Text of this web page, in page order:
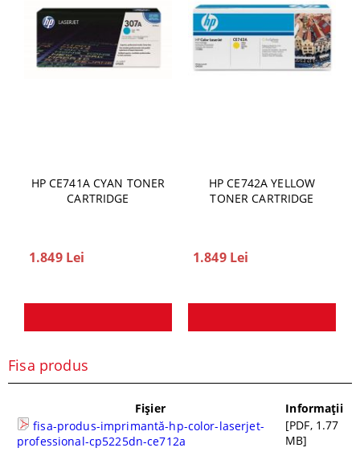
HP CE741A CYAN TONER
CARTRIDGE
1.849 Lei
HP CE742A YELLOW
TONER CARTRIDGE
1.849 Lei
Fisa produs
Fișier
Informații
fisa-produs-imprimantă-hp-color-laserjet-
professional-cp5225dn-ce712a
[PDF, 1.77
MB]